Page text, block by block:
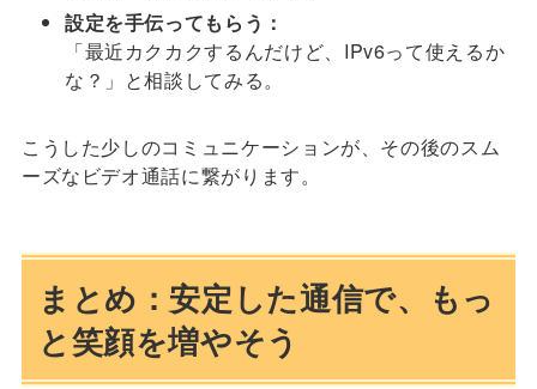
設定を手伝ってもらう：
「最近カクカクするんだけど、IPv6って使えるか
な？」と相談してみる。
こうした少しのコミュニケーションが、その後のスム
ーズなビデオ通話に繋がります。
まとめ：安定した通信で、もっ
と笑顔を増やそう